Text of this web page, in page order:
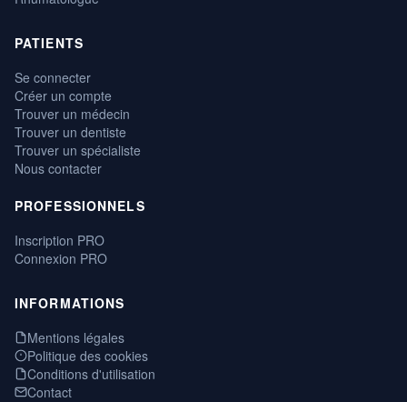
PATIENTS
Se connecter
Créer un compte
Trouver un médecin
Trouver un dentiste
Trouver un spécialiste
Nous contacter
PROFESSIONNELS
Inscription PRO
Connexion PRO
INFORMATIONS
Mentions légales
Politique des cookies
Conditions d'utilisation
Contact